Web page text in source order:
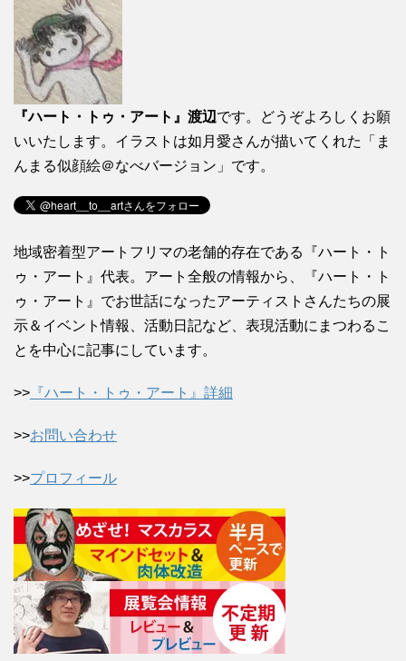
『ハート・トゥ・アート』渡辺です。どうぞよろしくお願
いいたします。イラストは如月愛さんが描いてくれた「ま
んまる似顔絵＠なべバージョン」です。
地域密着型アートフリマの老舗的存在である『ハート・ト
ゥ・アート』代表。アート全般の情報から、『ハート・ト
ゥ・アート』でお世話になったアーティストさんたちの展
示＆イベント情報、活動日記など、表現活動にまつわるこ
とを中心に記事にしています。
>> 『ハート・トゥ・アート』詳細
>>お問い合わせ
>>プロフィール